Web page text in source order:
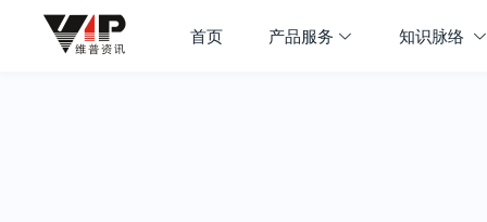
首页 产品服务 知识脉络